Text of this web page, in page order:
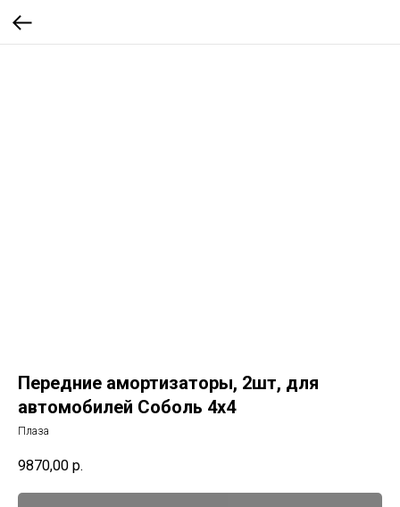
Передние амортизаторы, 2шт, для
автомобилей Соболь 4х4
Плаза
9870,00 р.